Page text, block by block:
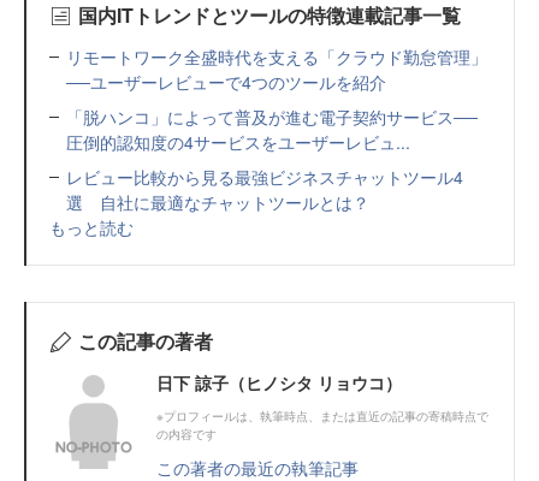
国内ITトレンドとツールの特徴連載記事一覧
リモートワーク全盛時代を支える「クラウド勤怠管理」
──ユーザーレビューで4つのツールを紹介
「脱ハンコ」によって普及が進む電子契約サービス──
圧倒的認知度の4サービスをユーザーレビュ...
レビュー比較から見る最強ビジネスチャットツール4
選 自社に最適なチャットツールとは？
もっと読む
この記事の著者
日下 諒子（ヒノシタ リョウコ）
※プロフィールは、執筆時点、または直近の記事の寄稿時点で
の内容です
この著者の最近の執筆記事